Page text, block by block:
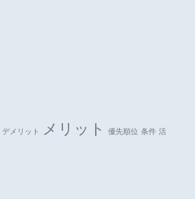
デメリット メリット 優先順位 条件 活